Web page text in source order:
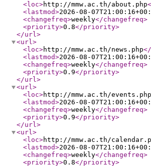
<loc>http://mmw.ac.th/about.php
<lastmod>2026-08-
<changefreq>weekly</changefreq>
<priority>0.8</priority>
</url>
<url>
<loc>http://mmw.ac.th/news.php
<lastmod>2026-08-
<changefreq>weekly</changefreq>
<priority>0.9</priority>
</url>
<url>
<loc>http://mmw.ac.th/events.php
<lastmod>2026-08-
<changefreq>weekly</changefreq>
<priority>0.9</priority>
</url>
<url>
<loc>http://mmw.ac.th/
<lastmod>2026-08-
<changefreq>weekly</changefreq>
<priority>0.8</priority>